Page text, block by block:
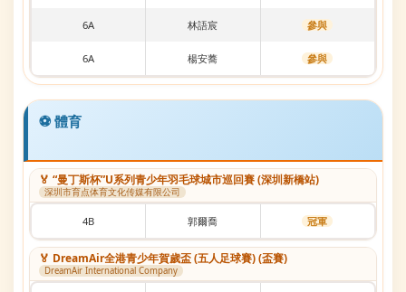
6A 林語宸 參與
6A 楊安蕎 參與
⚽ 體育
🏅 “曼丁斯杯”U系列青少年羽毛球城市巡回賽 (深圳新橋站)
深圳市育点体育文化传媒有限公司
4B 郭爾喬 冠軍
🏅 DreamAir全港青少年賀歲盃 (五人足球賽) (盃賽)
DreamAir International Company